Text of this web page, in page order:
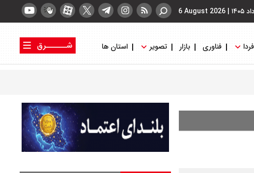
|
6 August 2026
فردا فناوری بازار تصویر استان ها
شــــــرق